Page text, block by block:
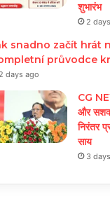
शुभारंभ
2
snadno začít hrát
průvodce
2 days ago
CG
और
निरंतर
साय
3